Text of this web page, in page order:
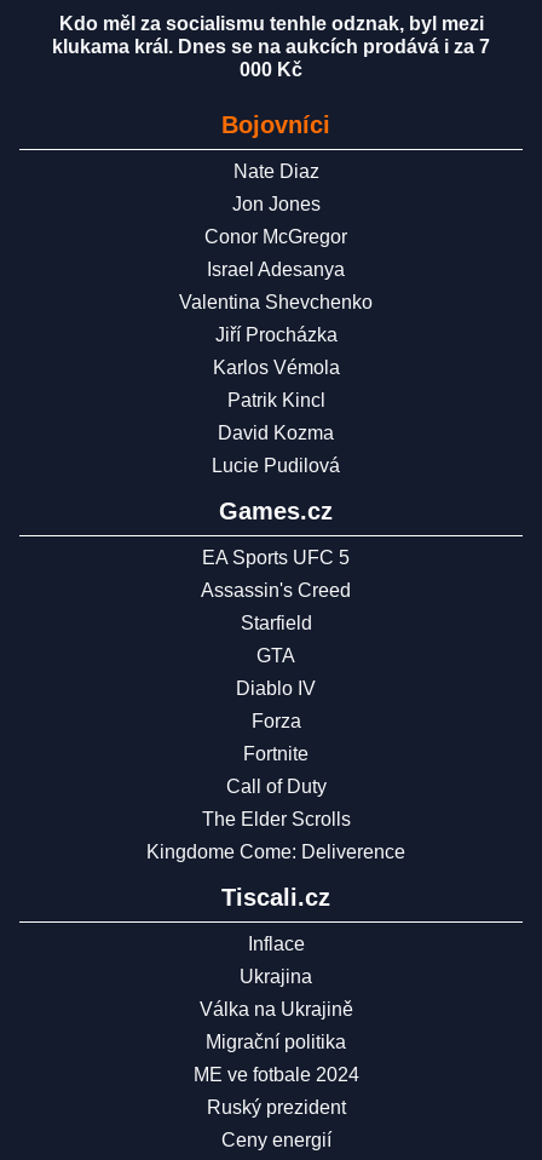
Kdo měl za socialismu tenhle odznak, byl mezi
klukama král. Dnes se na aukcích prodává i za 7
000 Kč
Bojovníci
Nate Diaz
Jon Jones
Conor McGregor
Israel Adesanya
Valentina Shevchenko
Jiří Procházka
Karlos Vémola
Patrik Kincl
David Kozma
Lucie Pudilová
Games.cz
EA Sports UFC 5
Assassin's Creed
Starfield
GTA
Diablo IV
Forza
Fortnite
Call of Duty
The Elder Scrolls
Kingdome Come: Deliverence
Tiscali.cz
Inflace
Ukrajina
Válka na Ukrajině
Migrační politika
ME ve fotbale 2024
Ruský prezident
Ceny energií